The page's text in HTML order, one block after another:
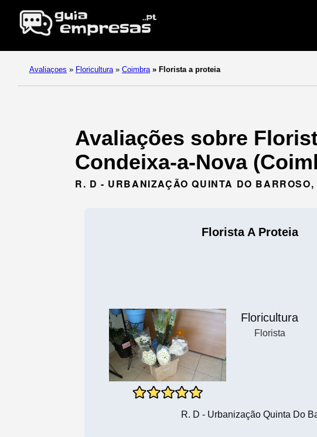
Avaliaçoes » Floricultura » Coimbra » Florista a proteia
Avaliações sobre
Condeixa-a-Nova
R. D - URBANIZAÇÃO QUINTA DO
Florista A Proteia
Floricultura
Florista
R. D - Urbanização Quinta Do